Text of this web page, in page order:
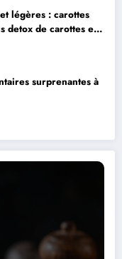
légères : carottes
detox de carottes et
surprenantes à